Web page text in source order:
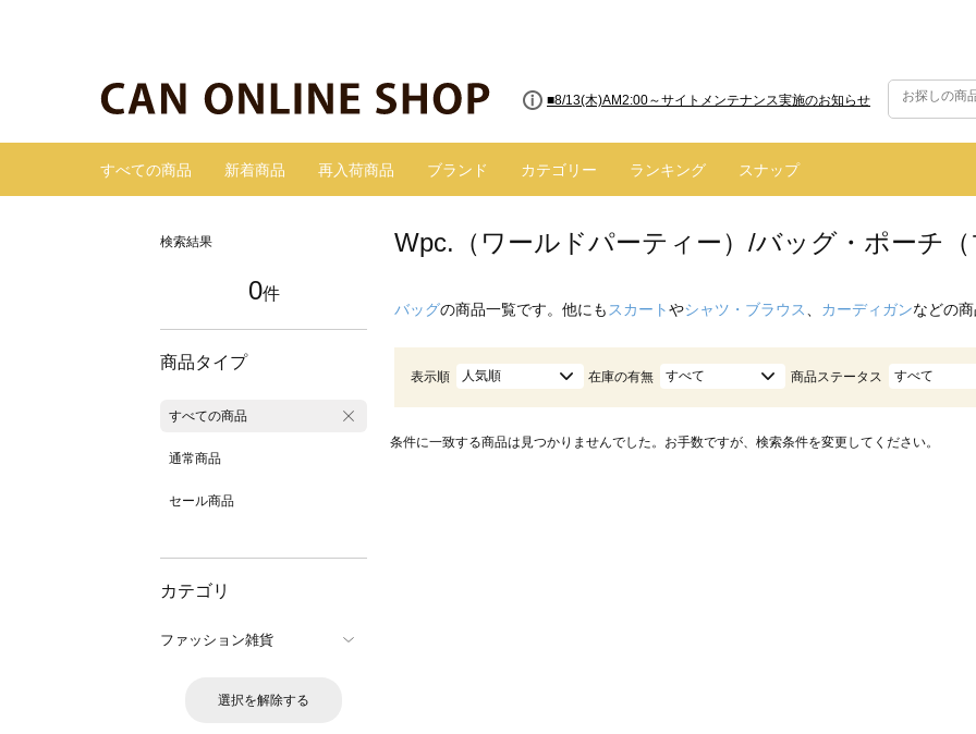
■8/13(木)AM2:00～サイトメンテナンス実施のお知らせ
すべての商品 新着商品 再入荷商品 ブランド カテゴリー ランキング スナップ
検索結果
0件
商品タイプ
すべての商品
通常商品
セール商品
カテゴリ
ファッション雑貨
選択を解除する
Wpc.（ワールドパーティー）/バッグ・ポーチ（
バッグの商品一覧です。他にも スカートやシャツ・ブラウス カーディガンなどの
表示順 人気順 在庫の有無 すべて 商品ステータス すべて
条件に一致する商品は見つかりませんでした。お手数ですが、検索条件を変更してください。